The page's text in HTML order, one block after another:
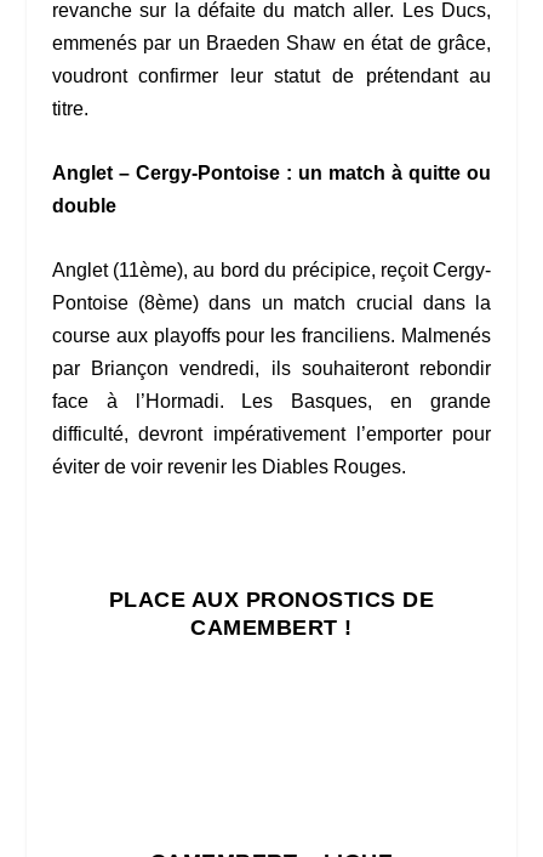
revanche sur la défaite du match aller. Les Ducs,
emmenés par un Braeden Shaw en état de grâce,
voudront confirmer leur statut de prétendant au
titre.
Anglet – Cergy-Pontoise : un match à quitte ou
double
Anglet (11ème), au bord du précipice, reçoit Cergy-
Pontoise (8ème) dans un match crucial dans la
course aux playoffs pour les franciliens. Malmenés
par Briançon vendredi, ils souhaiteront rebondir
face à l’Hormadi. Les Basques, en grande
difficulté, devront impérativement l’emporter pour
éviter de voir revenir les Diables Rouges.
PLACE AUX PRONOSTICS DE
CAMEMBERT !